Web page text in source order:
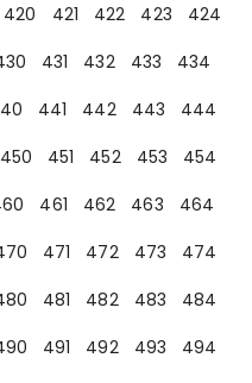
420 421 422 423
424
431 432 433
434
441 442 443
444
450 451 452 453
454
461 462 463
464
471 472 473
474
481 482 483
484
491 492 493
494